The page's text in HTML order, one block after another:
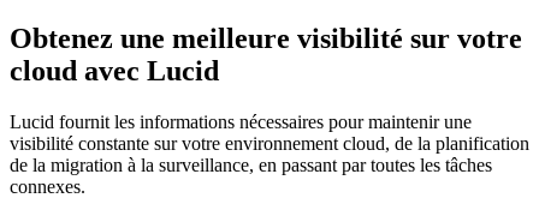
Obtenez une meilleure visibilité sur votre
cloud avec Lucid
Lucid fournit les informations nécessaires pour maintenir une
visibilité constante sur votre environnement cloud, de la planification
de la migration à la surveillance, en passant par toutes les tâches
connexes.